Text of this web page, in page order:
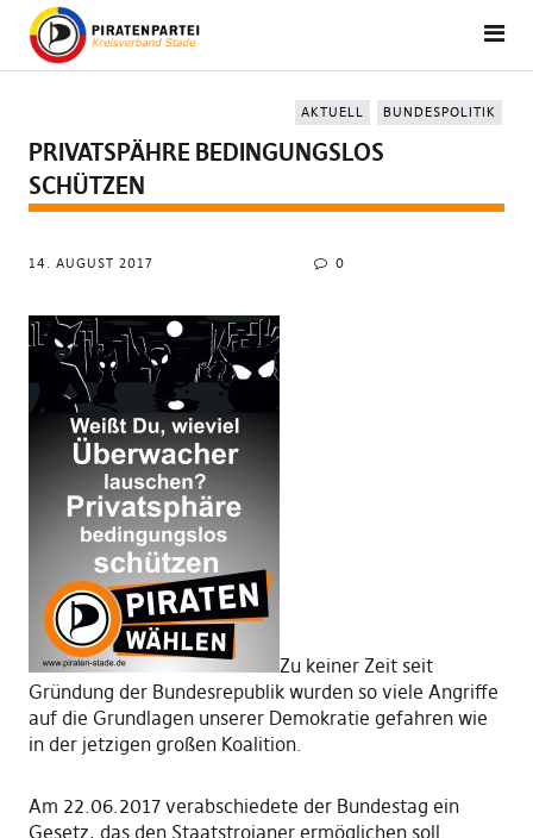
AKTUELL BUNDESPOLITIK
PRIVATSPÄHRE BEDINGUNGSLOS
SCHÜTZEN
14. AUGUST 2017 0
Zu keiner Zeit seit
Gründung der Bundesrepublik wurden so viele Angriffe
auf die Grundlagen unserer Demokratie gefahren wie
in der jetzigen großen Koalition.
Am 22.06.2017 verabschiedete der Bundestag ein
Gesetz, das den Staatstrojaner ermöglichen soll.